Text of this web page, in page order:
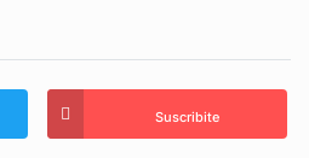
Suscribite